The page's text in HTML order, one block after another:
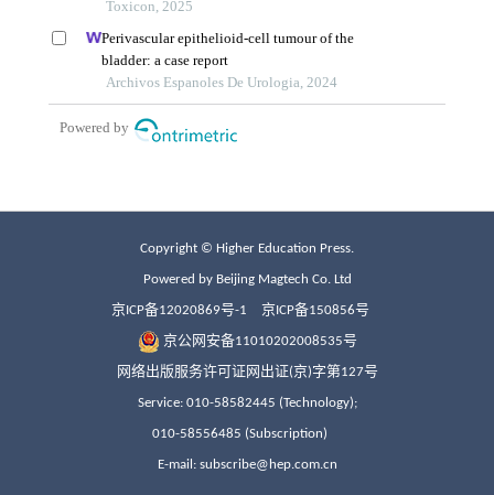
Copyright © Higher Education Press.
Powered by Beijing Magtech Co. Ltd
京ICP备12020869号-1 京ICP备150856号
京公网安备11010202008535号
网络出版服务许可证网出证(京)字第127号
Service: 010-58582445 (Technology);
010-58556485 (Subscription)
E-mail: subscribe@hep.com.cn